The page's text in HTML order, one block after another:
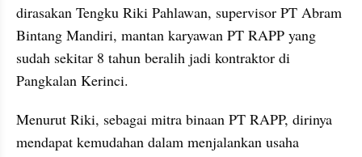
dirasakan Tengku Riki Pahlawan, supervisor PT Abram
Bintang Mandiri, mantan karyawan PT RAPP yang
sudah sekitar 8 tahun beralih jadi kontraktor di
Pangkalan Kerinci.
Menurut Riki, sebagai mitra binaan PT RAPP, dirinya
mendapat kemudahan dalam menjalankan usaha